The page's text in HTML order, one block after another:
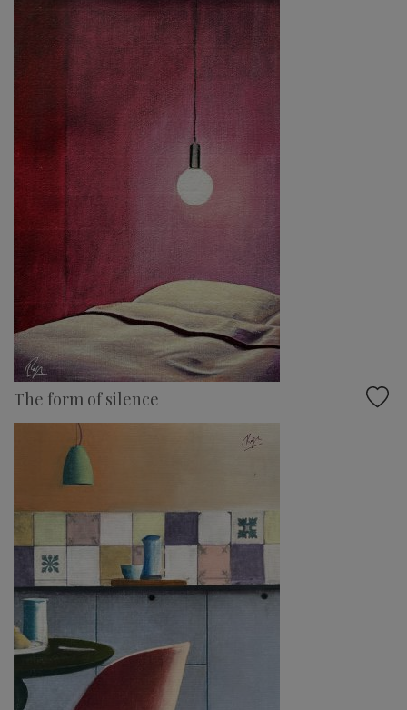
The form of silence